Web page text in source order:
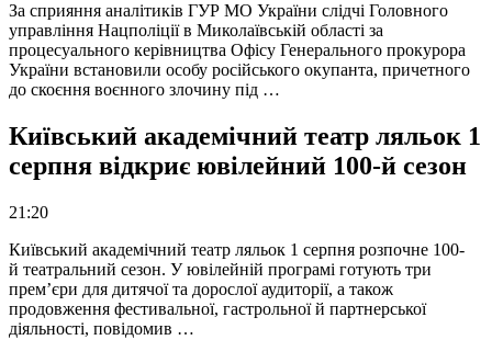
За сприяння аналітиків ГУР МО України слідчі Головного
управління Нацполіції в Миколаївській області за
процесуального керівництва Офісу Генерального прокурора
України встановили особу російського окупанта, причетного
до скоєння воєнного злочину під …
Київський академічний театр ляльок 1
серпня відкриє ювілейний 100-й сезон
21:20
Київський академічний театр ляльок 1 серпня розпочне 100-
й театральний сезон. У ювілейній програмі готують три
прем’єри для дитячої та дорослої аудиторії, а також
продовження фестивальної, гастрольної й партнерської
діяльності, повідомив …